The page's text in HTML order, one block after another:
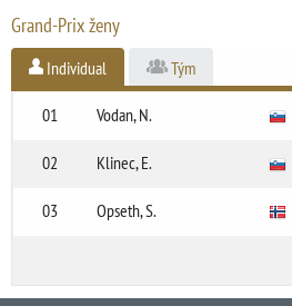
Grand-Prix ženy
Individual Tým
01 Vodan, N.
02 Klinec, E.
03 Opseth, S.